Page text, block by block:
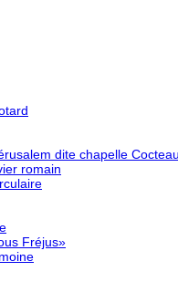
dite chapelle Cocteau
romain
Fréjus»